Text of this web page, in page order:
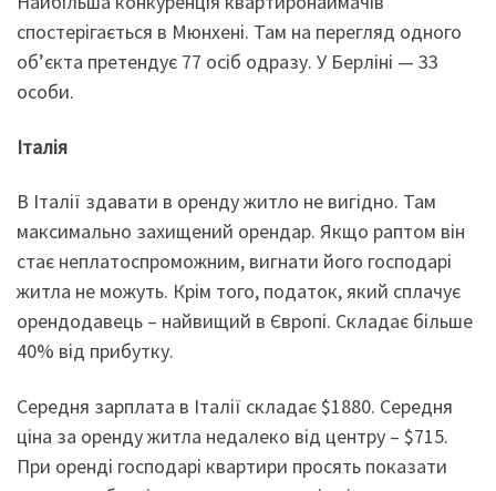
спостерігається в Мюнхені. Там на перегляд одного
об’єкта претендує 77 осіб одразу. У Берліні — 33
особи.
Італія
В Італії здавати в оренду житло не вигідно. Там
максимально захищений орендар. Якщо раптом він
стає неплатоспроможним, вигнати його господарі
житла не можуть. Крім того, податок, який сплачує
орендодавець – найвищий в Європі. Складає більше
40% від прибутку.
Середня зарплата в Італії складає $1880. Cередня
ціна за оренду житла недалеко від центру – $715.
При оренді господарі квартири просять показати